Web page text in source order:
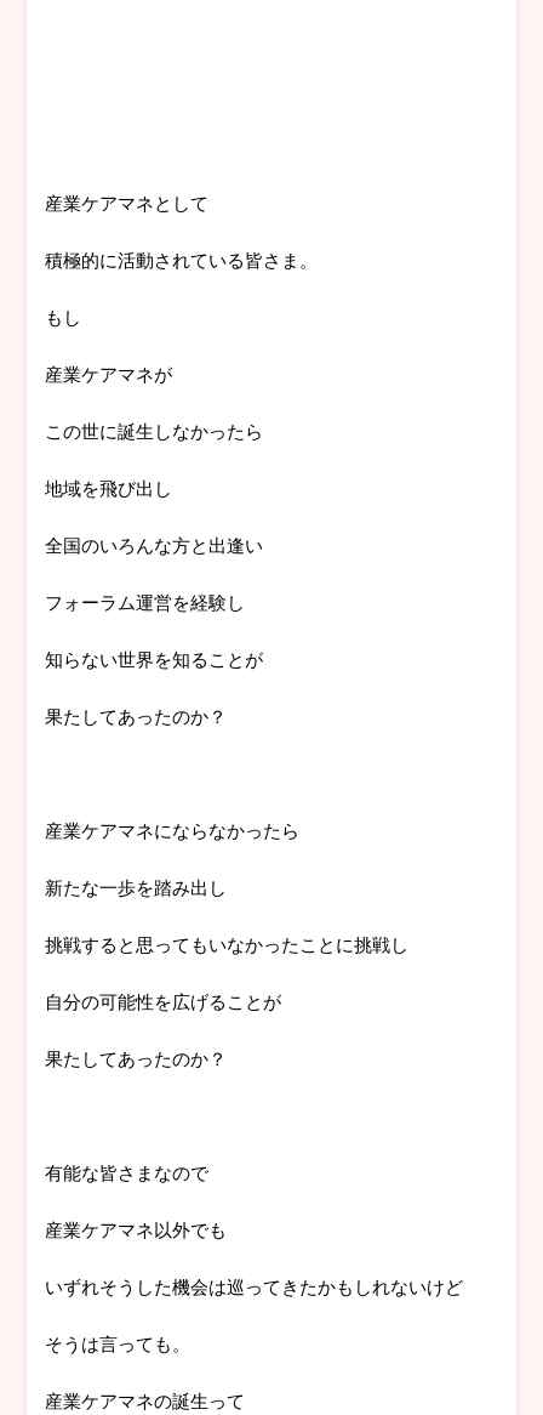
産業ケアマネとして
積極的に活動されている皆さま。
もし
産業ケアマネが
この世に誕生しなかったら
地域を飛び出し
全国のいろんな方と出逢い
フォーラム運営を経験し
知らない世界を知ることが
果たしてあったのか？
産業ケアマネにならなかったら
新たな一歩を踏み出し
挑戦すると思ってもいなかったことに挑戦し
自分の可能性を広げることが
果たしてあったのか？
有能な皆さまなので
産業ケアマネ以外でも
いずれそうした機会は巡ってきたかもしれないけど
そうは言っても。
産業ケアマネの誕生って